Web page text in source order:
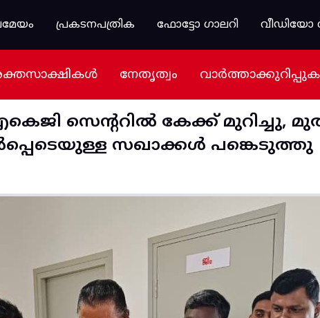
പ്രകടനപത്രിക ഫോട്ടോ ഗാലറി വീഡിയോ
നേതൃത്വം
സെന്ററിൽ കേക്ക് മുറിച്ചു,
സഖാക്കൾ പങ്കെടുത്തു